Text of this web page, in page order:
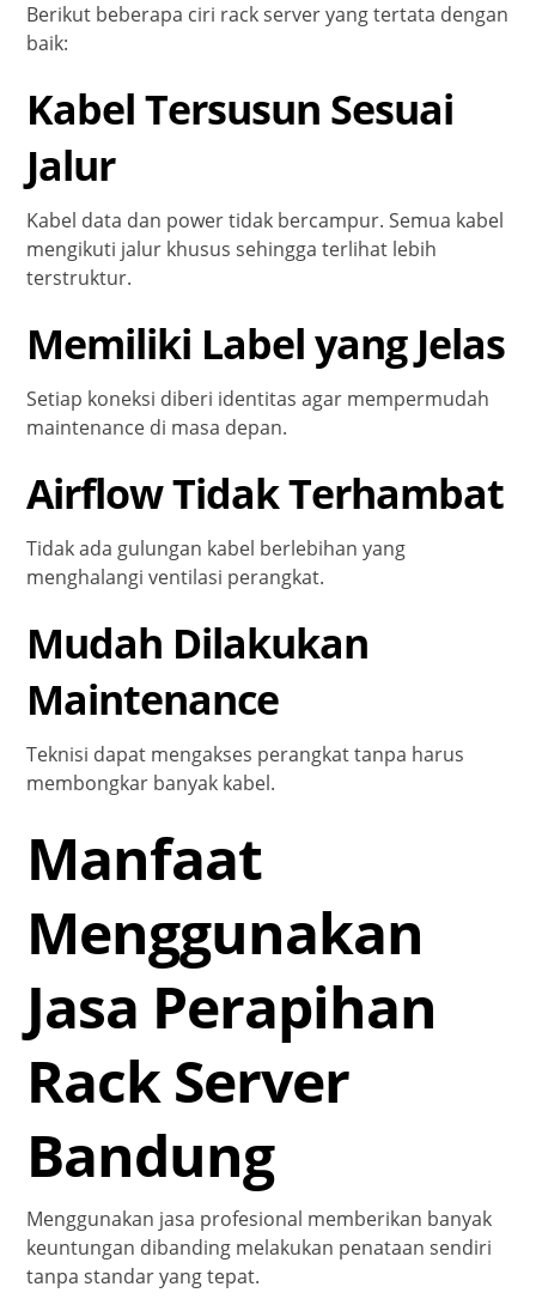
Berikut beberapa ciri rack server yang tertata dengan
baik:
Kabel Tersusun Sesuai
Jalur
Kabel data dan power tidak bercampur. Semua kabel
mengikuti jalur khusus sehingga terlihat lebih
terstruktur.
Memiliki Label yang Jelas
Setiap koneksi diberi identitas agar mempermudah
maintenance di masa depan.
Airflow Tidak Terhambat
Tidak ada gulungan kabel berlebihan yang
menghalangi ventilasi perangkat.
Mudah Dilakukan
Maintenance
Teknisi dapat mengakses perangkat tanpa harus
membongkar banyak kabel.
Manfaat
Menggunakan
Jasa Perapihan
Rack Server
Bandung
Menggunakan jasa profesional memberikan banyak
keuntungan dibanding melakukan penataan sendiri
tanpa standar yang tepat.